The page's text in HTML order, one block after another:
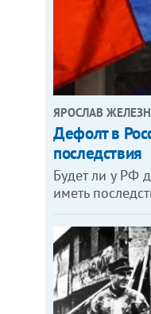
ЯРОСЛАВ
Дефолт в
последствия
Будет ли у РФ
иметь